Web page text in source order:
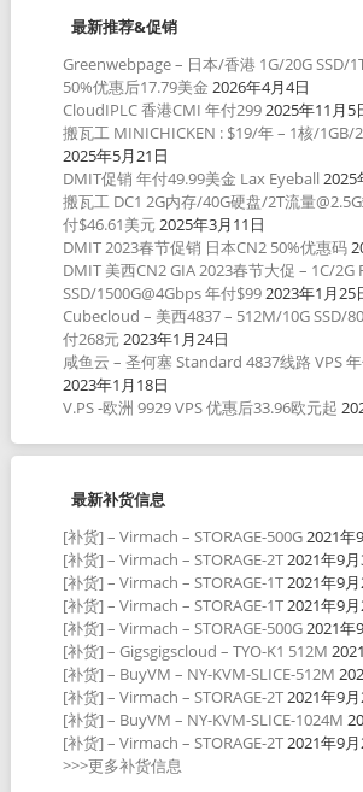
最新推荐&促销
Greenwebpage – 日本/香港 1G/20G SSD/
50%优惠后17.79美金 2026年4月4日
CloudIPLC 香港CMI 年付2992025年11月5
搬瓦工 MINICHICKEN : $19/年 – 1核/1GB/
2025年5月21日
DMIT促销 年付49.99美金 Lax Eyeball 2025
搬瓦工 DC1 2G内存/40G硬盘/2T流量
付$46.61美元2025年3月11日
DMIT 2023春节促销 日本CN2 50%优惠码
DMIT 美西CN2 GIA 2023春节大促 – 1C/2G
SSD/1500G@4Gbps 年付$992023年1月25
Cubecloud – 美西4837 – 512M/10G SSD/
付268元2023年1月24日
咸鱼云 – 圣何塞 Standard 4837线路 VPS
2023年1月18日
V.PS -欧洲 9929 VPS 优惠后33.96欧元起
最新补货信息
[补货] – Virmach – STORAGE-500G2021年
[补货] – Virmach – STORAGE-2T2021年9月
[补货] – Virmach – STORAGE-1T2021年9月
[补货] – Virmach – STORAGE-1T2021年9月
[补货] – Virmach – STORAGE-500G2021年
[补货] – Gigsgigscloud – TYO-K1 512M
[补货] – BuyVM – NY-KVM-SLICE-512M
[补货] – Virmach – STORAGE-2T2021年9月
[补货] – BuyVM – NY-KVM-SLICE-1024M
[补货] – Virmach – STORAGE-2T2021年9月
>>>更多补货信息